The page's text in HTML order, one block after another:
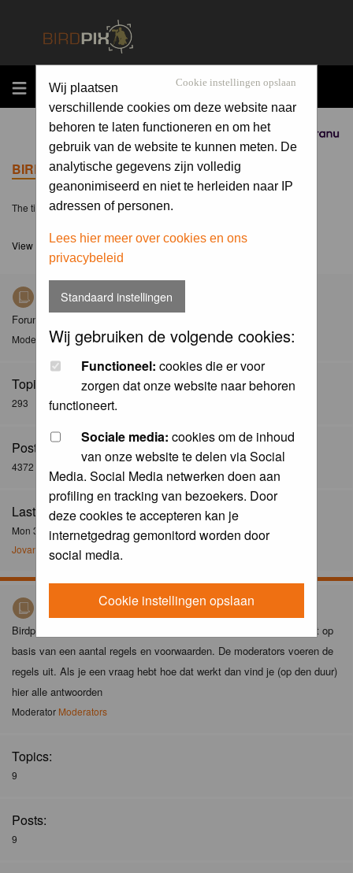
MENU
Sponsored by
Cookie instellingen opslaan
Wij plaatsen
verschillende cookies om deze website naar
behoren te laten functioneren en om het
gebruik van de website te kunnen meten. De
analytische gegevens zijn volledig
geanonimiseerd en niet te herleiden naar IP
adressen of personen.
Lees hier meer over cookies en ons
privacybeleid
Standaard instellingen
Wij gebruiken de volgende cookies:
Functioneel: cookies die er voor
zorgen dat onze website naar behoren
functioneert.
Sociale media: cookies om de inhoud
van onze website te delen via Social
Media. Social Media netwerken doen aan
profiling en tracking van bezoekers. Door
deze cookies te accepteren kan je
internetgedrag gemonitord worden door
social media.
Cookie instellingen opslaan
BIRDPIX.NL FORUM INDEX
The time now is Sat 08 Aug 2026, 18:44
View unanswered posts
Nieuws
Forum met nieuwsberichten over Birdpix
ModeratorModerators
Topics:
293
Posts:
4372
Last Post:
Mon 30 Dec 2024, 21:02
Jovanzo
Birdpix spelregels
Birdpix is niet zomaar een foto-site. Het plaatsen van foto's gebeurt op
basis van een aantal regels en voorwaarden. De moderators voeren de
regels uit. Als je een vraag hebt hoe dat werkt dan vind je (op den duur)
hier alle antwoorden
Moderator Moderators
Topics:
9
Posts:
9